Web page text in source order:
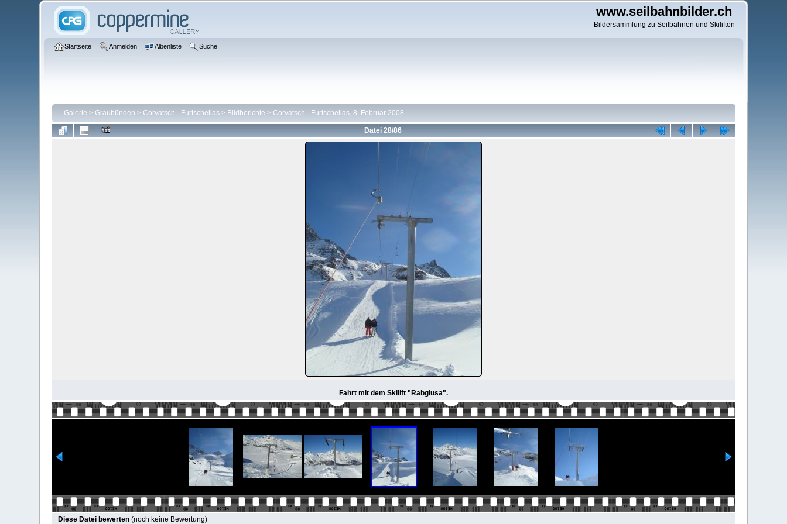
www.seilbahnbilder.ch
Bildersammlung zu Seilbahnen und Skiliften
Startseite Anmelden Albenliste Suche
Galerie > Graubünden > Corvatsch - Furtschellas> Bildberichte > Corvatsch - Furtschellas, 8. Februar 2008
Datei 28/86
Fahrt mit dem Skilift "Rabgiusa".
Diese Datei bewerten(noch keine Bewertung)